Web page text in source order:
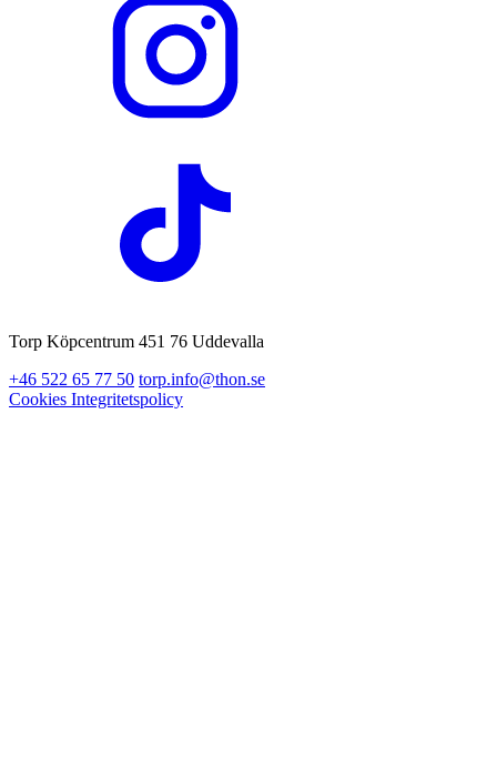
Torp Köpcentrum 451 76 Uddevalla
+46 522 65 77 50 torp.info@thon.se
Cookies Integritetspolicy